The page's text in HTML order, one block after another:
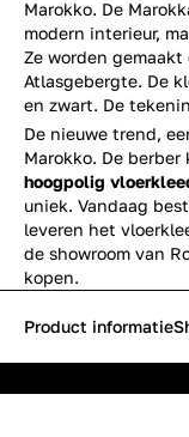
Marokko. De
modern interieur,
Ze worden
Atlasgebergte. De
en zwart. De
De nieuwe trend,
Marokko. De
hoogpolig
uniek. Vandaag
leveren het
de showroom van
kopen.
Product informatie